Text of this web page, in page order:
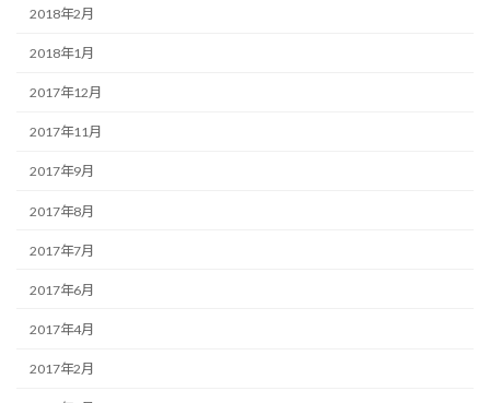
2018年2月
2018年1月
2017年12月
2017年11月
2017年9月
2017年8月
2017年7月
2017年6月
2017年4月
2017年2月